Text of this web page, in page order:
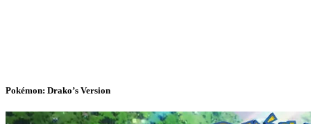
Pokémon: Drako’s Version